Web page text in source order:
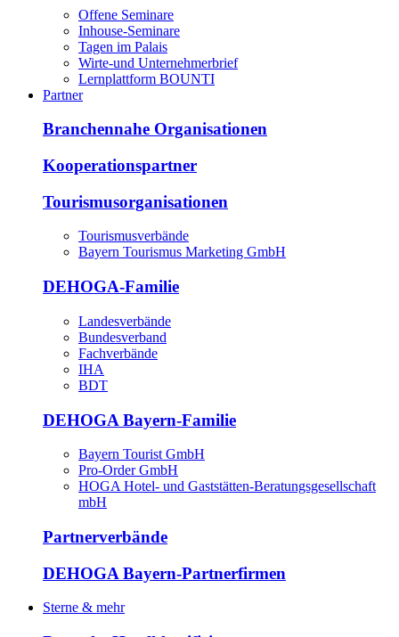
Offene Seminare
Inhouse-Seminare
Tagen im Palais
Wirte-und Unternehmerbrief
Lernplattform BOUNTI
Partner
Branchennahe Organisationen
Kooperationspartner
Tourismusorganisationen
Tourismusverbände
Bayern Tourismus Marketing GmbH
DEHOGA-Familie
Landesverbände
Bundesverband
Fachverbände
IHA
BDT
DEHOGA Bayern-Familie
Bayern Tourist GmbH
Pro-Order GmbH
HOGA Hotel- und Gaststätten-Beratungsgesellschaft
mbH
Partnerverbände
DEHOGA Bayern-Partnerfirmen
Sterne & mehr